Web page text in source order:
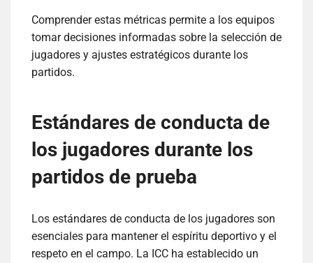
Comprender estas métricas permite a los equipos
tomar decisiones informadas sobre la selección de
jugadores y ajustes estratégicos durante los
partidos.
Estándares de conducta de
los jugadores durante los
partidos de prueba
Los estándares de conducta de los jugadores son
esenciales para mantener el espíritu deportivo y el
respeto en el campo. La ICC ha establecido un